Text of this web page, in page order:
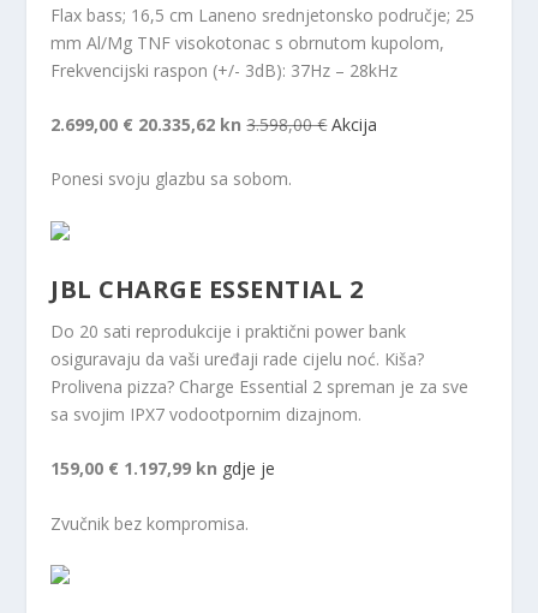
Flax bass; 16,5 cm Laneno srednjetonsko područje; 25
mm Al/Mg TNF visokotonac s obrnutom kupolom,
Frekvencijski raspon (+/- 3dB): 37Hz – 28kHz
2.699,00 € 20.335,62 kn 3.598,00 € Akcija
Ponesi svoju glazbu sa sobom.
JBL CHARGE ESSENTIAL 2
Do 20 sati reprodukcije i praktični power bank
osiguravaju da vaši uređaji rade cijelu noć. Kiša?
Prolivena pizza? Charge Essential 2 spreman je za sve
sa svojim IPX7 vodootpornim dizajnom.
159,00 € 1.197,99 kn gdje je
Zvučnik bez kompromisa.